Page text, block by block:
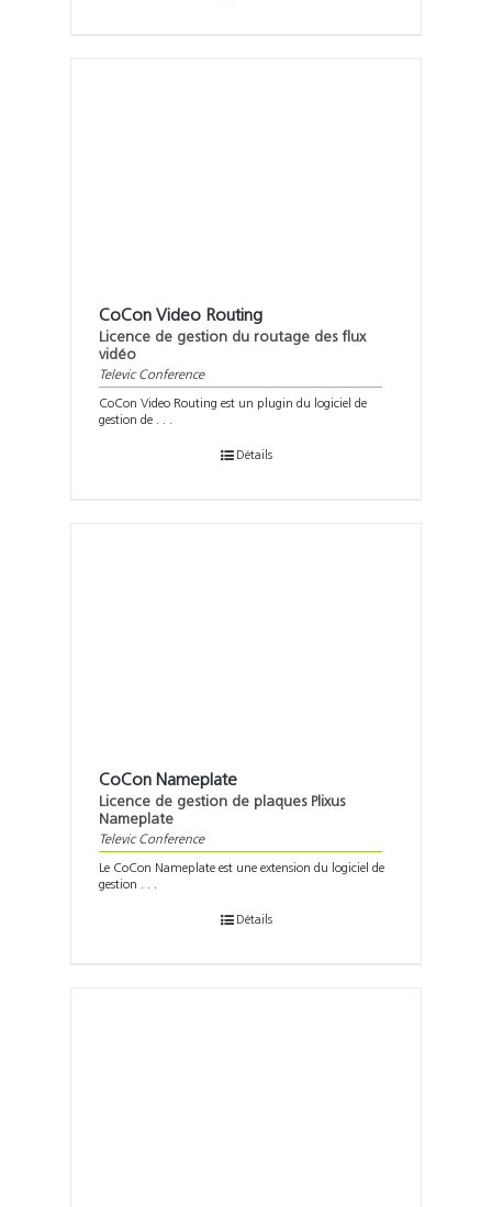
CoCon Video Routing
Licence de gestion du routage des flux
vidéo
Televic Conference
CoCon Video Routing est un plugin du logiciel de
gestion de . . .
Détails
CoCon Nameplate
Licence de gestion de plaques Plixus
Nameplate
Televic Conference
Le CoCon Nameplate est une extension du logiciel de
gestion . . .
Détails